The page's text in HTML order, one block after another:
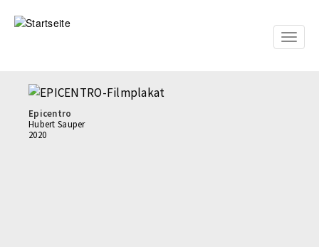
zum
Toggle
Epicentro
Hubert Sauper
2020